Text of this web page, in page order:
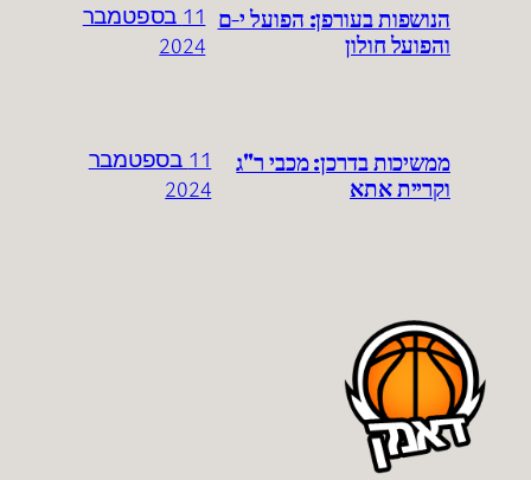
הנושפות בעורפן: הפועל י-ם
והפועל חולון
11 בספטמבר
2024
ממשיכות בדרכן: מכבי ר"ג
וקריית אתא
11 בספטמבר
2024